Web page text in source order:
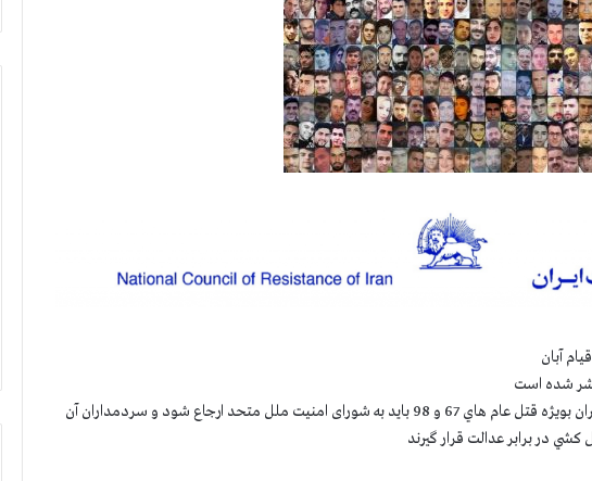
مريم رجوي: پرونده نقض حقوق بشر در ايران بويژه قتل عام هاي 67 و 98 بايد به شورای امنيت ملل متحد ارجاع شود و سردمداران آن
در برابر عدالت قرار گيرند